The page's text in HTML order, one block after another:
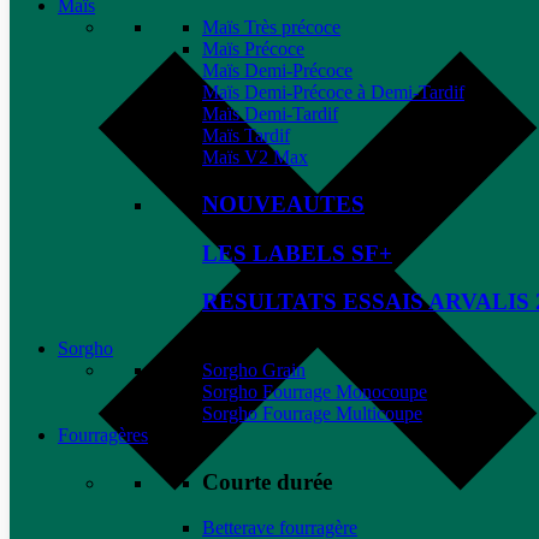
Maïs
Maïs Très précoce
Maïs Précoce
Maïs Demi-Précoce
Maïs Demi-Précoce à Demi-Tardif
Maïs Demi-Tardif
Maïs Tardif
Maïs V2 Max
NOUVEAUTES
LES LABELS SF+
RESULTATS ESSAIS ARVALIS
Sorgho
Sorgho Grain
Sorgho Fourrage Monocoupe
Sorgho Fourrage Multicoupe
Fourragères
Courte durée
Betterave fourragère